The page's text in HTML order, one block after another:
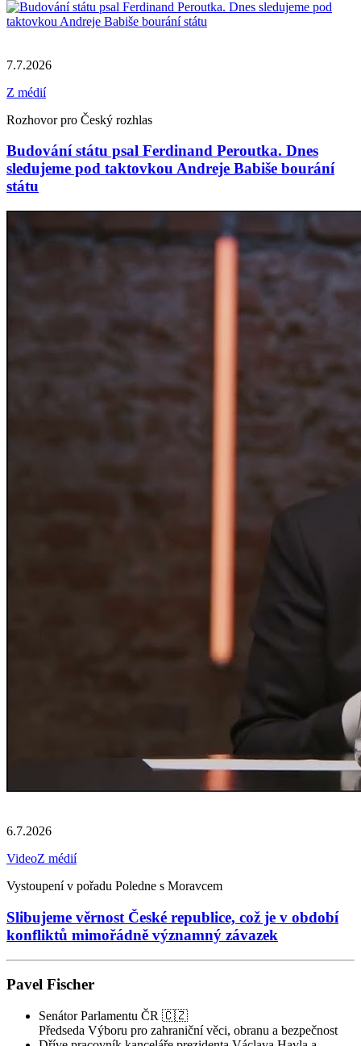
7.7.2026
Z médií
Rozhovor pro Český rozhlas
Budování státu psal Ferdinand Peroutka. Dnes
sledujeme pod taktovkou Andreje Babiše bourání
státu
6.7.2026
VideoZ médií
Vystoupení v pořadu Poledne s Moravcem
Slibujeme věrnost České republice, což je v období
konfliktů mimořádně významný závazek
Pavel Fischer
Senátor Parlamentu ČR 🇨🇿
Předseda Výboru pro zahraniční věci, obranu a bezpečnost